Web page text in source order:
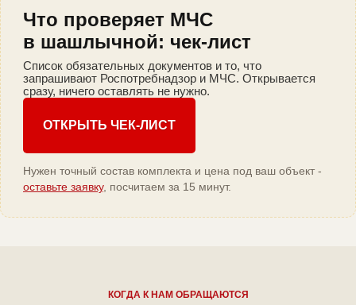
Что проверяет МЧС
в шашлычной: чек-лист
Список обязательных документов и то, что
запрашивают Роспотребнадзор и МЧС. Открывается
сразу, ничего оставлять не нужно.
ОТКРЫТЬ ЧЕК-ЛИСТ
Нужен точный состав комплекта и цена под ваш объект -
оставьте заявку, посчитаем за 15 минут.
КОГДА К НАМ ОБРАЩАЮТСЯ